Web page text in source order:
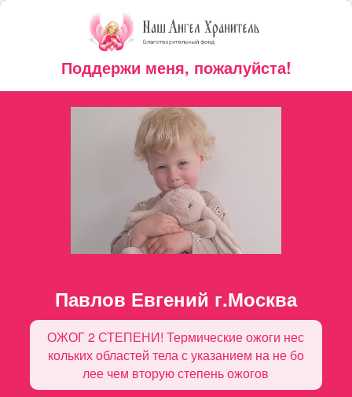
Поддержи меня, пожалуйста!
Павлов Евгений г.Москва
ОЖОГ 2 СТЕПЕНИ! Термические ожоги нес
кольких областей тела с указанием на не бо
лее чем вторую степень ожогов